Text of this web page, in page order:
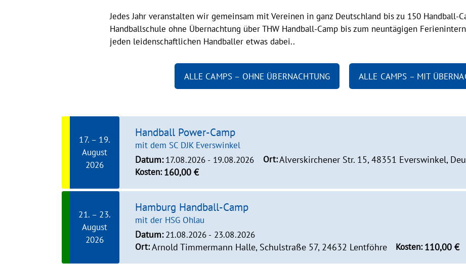
Jedes Jahr veranstalten wir gemeinsam mit Vereinen in ganz Deutschland bis zu 150 Handball-
Handballschule ohne Übernachtung über THW Handball-Camp bis zum neuntägigen
jeden leidenschaftlichen Handballer etwas dabei..
ALLE CAMPS – OHNE ÜBERNACHTUNG ALLE CAMPS – MIT
17. – 19.
August
2026
Handball Power-Camp
mit dem SC DJK Everswinkel
Datum: 17.08.2026 - 19.08.2026 Ort:Alverskirchener Str. 15, 48351 Everswinkel,
Kosten: 160,00 €
21. – 23.
August
2026
Hamburg Handball-Camp
mit der HSG Ohlau
Datum: 21.08.2026 - 23.08.2026
Ort:Arnold Timmermann Halle, Schulstraße 57, 24632 Lentföhre Kosten: 110,00 €